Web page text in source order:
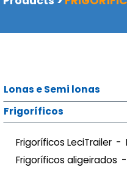
Lonas e Semi lonas
Frigoríficos
Frigoríficos LeciTrailer
Frigoríficos aligeirados